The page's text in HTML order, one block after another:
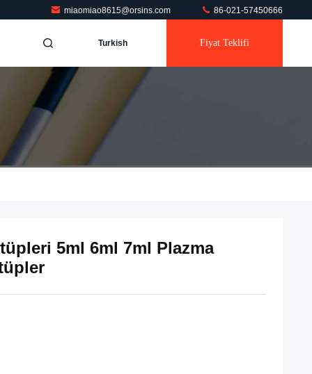
miaomiao8615@orsins.com 86-021-57450666
Turkish Fiyat Teklifi
5ml 6ml 7ml Plazma